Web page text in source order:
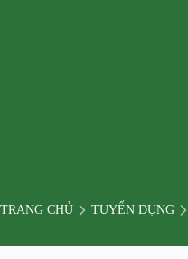
TRANG CHỦ TUYỂN DỤNG